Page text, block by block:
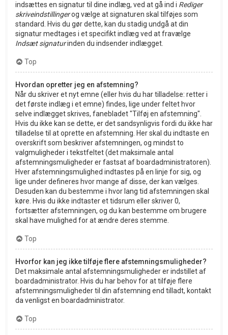
indsættes en signatur til dine indlæg, ved at gå ind i Rediger
skriveindstillingerog vælge at signaturen skal tilføjes som
standard. Hvis du gør dette, kan du stadig undgå at din
signatur medtages i et specifikt indlæg ved at fravælge
Indsæt signaturinden du indsender indlægget.
Top
Hvordan opretter jeg en afstemning?
Når du skriver et nyt emne (eller hvis du har tilladelse: retter i
det første indlæg i et emne) findes, lige under feltet hvor
selve indlægget skrives, fanebladet "Tilføj en afstemning".
Hvis du ikke kan se dette, er det sandsynligvis fordi du ikke har
tilladelse til at oprette en afstemning. Her skal du indtaste en
overskrift som beskriver afstemningen, og mindst to
valgmuligheder i tekstfeltet (det maksimale antal
afstemningsmuligheder er fastsat af boardadministratoren).
Hver afstemningsmulighed indtastes på en linje for sig, og
lige under defineres hvor mange af disse, der kan vælges.
Desuden kan du bestemme i hvor lang tid afstemningen skal
køre. Hvis du ikke indtaster et tidsrum eller skriver 0,
fortsætter afstemningen, og du kan bestemme om brugere
skal have mulighed for at ændre deres stemme.
Top
Hvorfor kan jeg ikke tilføje flere afstemningsmuligheder?
Det maksimale antal afstemningsmuligheder er indstillet af
boardadministrator. Hvis du har behov for at tilføje flere
afstemningsmuligheder til din afstemning end tilladt, kontakt
da venligst en boardadministrator.
Top